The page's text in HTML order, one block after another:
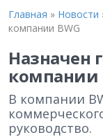
Главная » Новости
компании BWG
Назначен
компании
В компании
руководство.